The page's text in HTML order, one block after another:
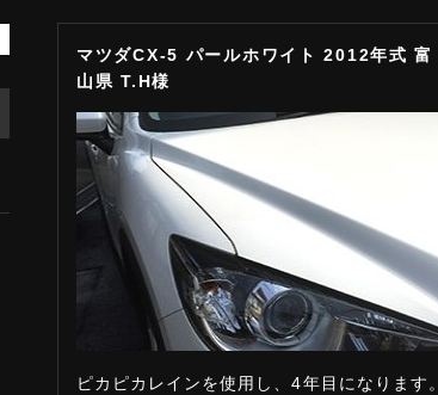
マツダCX-5 パールホワイト 2012年式 富
山県 T.H様
ピカピカレインを使用し、4年目になります。